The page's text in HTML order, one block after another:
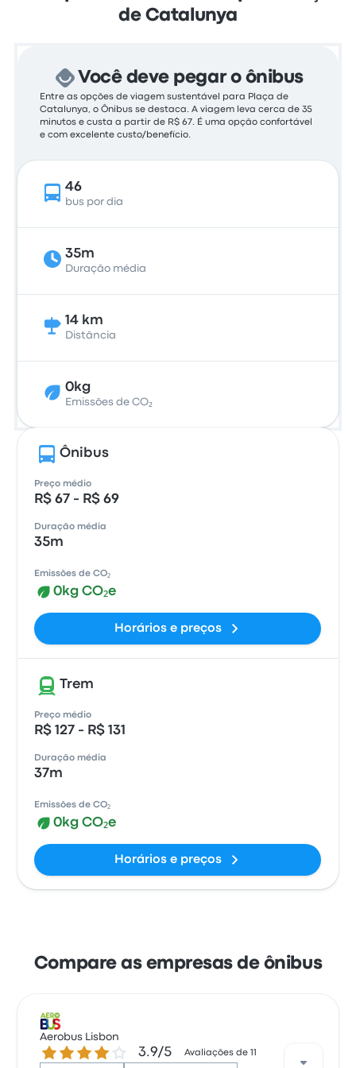
de Catalunya
Você deve pegar o ônibus
Entre as opções de viagem sustentável para Plaça de
Catalunya, o Ônibus se destaca. A viagem leva cerca de 35
minutos e custa a partir de R$ 67. É uma opção confortável
e com excelente custo/benefício.
46
bus por dia
35m
Duração média
14 km
Distância
0kg
Emissões de CO₂
Ônibus
Preço médio
R$ 67 - R$ 69
Duração média
35m
Emissões de CO₂
0kg CO₂e
Horários e preços
Trem
Preço médio
R$ 127 - R$ 131
Duração média
37m
Emissões de CO₂
0kg CO₂e
Horários e preços
Compare as empresas de ônibus
Aerobus Lisbon
3.9 de 5 estrelas 3.9/5 Avaliações de 11